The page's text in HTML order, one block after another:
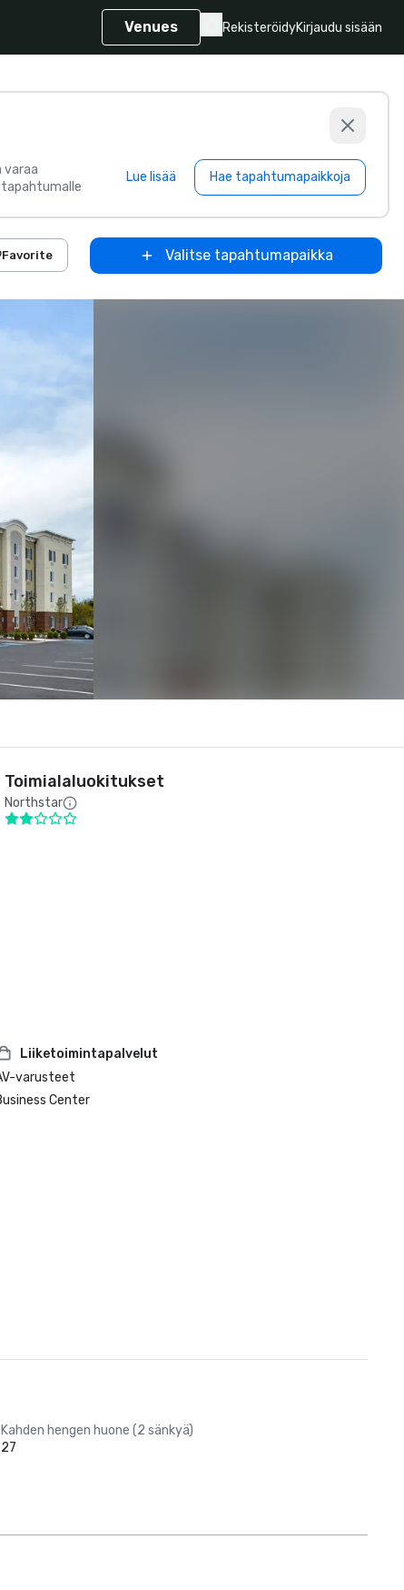
Venues RekisteröidyKirjaudu sisään
varaa
tapahtumalle
Lue lisää Hae tapahtumapaikkoja
Favorite Valitse tapahtumapaikka
Toimialaluokitukset
Northstar
Liiketoimintapalvelut
varusteet
Center
Kahden hengen huone (2 sänkyä)
27